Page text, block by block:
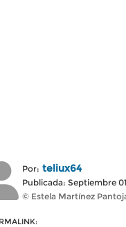
Por: teliux64
Publicada: Septiembre
© Estela Martínez